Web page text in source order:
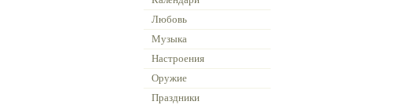
Любовь
Музыка
Настроения
Оружие
Праздники